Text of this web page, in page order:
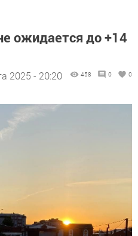
ожидается до +14
2025 - 20:20 458 0 0